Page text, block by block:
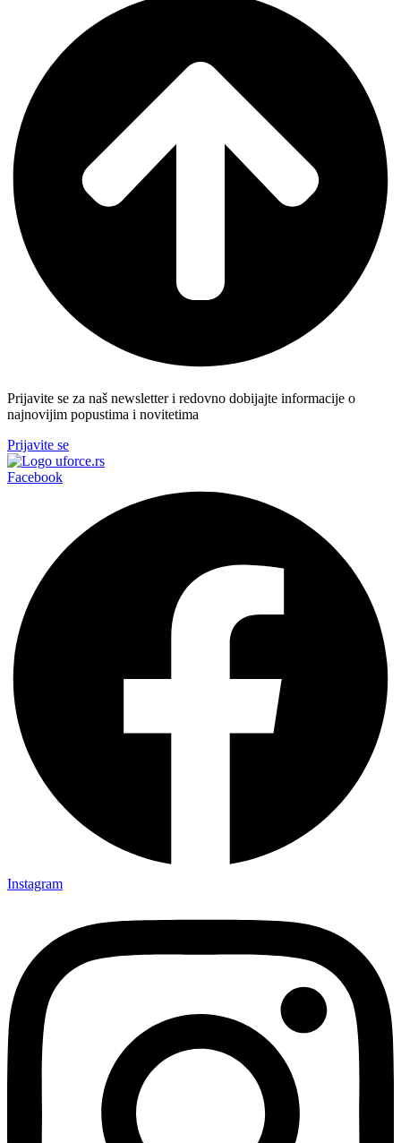
Prijavite se za naš newsletter i redovno dobijajte informacije o
najnovijim popustima i novitetima
Prijavite se
Facebook
Instagram